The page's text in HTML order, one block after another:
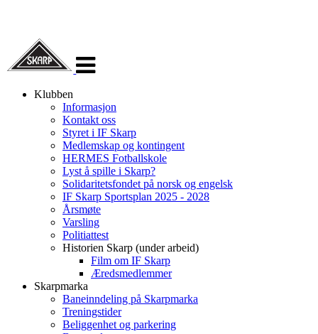
navigasjon
Klubben
Informasjon
Kontakt oss
Styret i IF Skarp
Medlemskap og kontingent
HERMES Fotballskole
Lyst å spille i Skarp?
Solidaritetsfondet på norsk og engelsk
IF Skarp Sportsplan 2025 - 2028
Årsmøte
Varsling
Politiattest
Historien Skarp (under arbeid)
Film om IF Skarp
Æredsmedlemmer
Skarpmarka
Baneinndeling på Skarpmarka
Treningstider
Beliggenhet og parkering